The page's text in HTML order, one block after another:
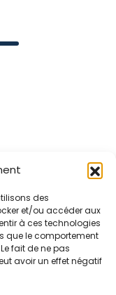
des
et/ou accéder aux
à ces technologies
que le comportement
fait de ne pas
avoir un effet négatif